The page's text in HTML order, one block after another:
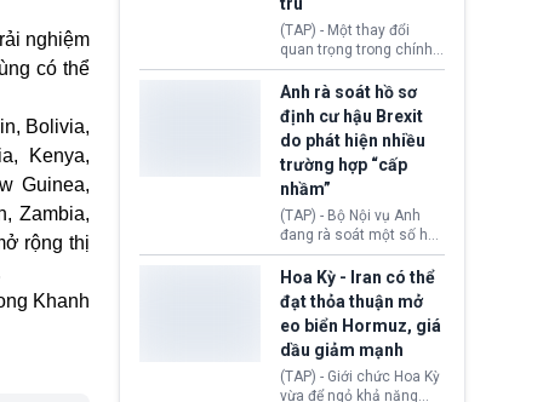
nghiệm
có thể
Bolivia,
Kenya,
Guinea,
Zambia,
rộng thị
Khanh
chính quyền Tổng thống
Donald Trump và chính
phủ cánh tả Tổng thống
da Silva đang leo thang
gay gắt.
(TAP) - Một thay đổi
quan trọng trong chính
sách nhập cư của New
Zealand đang mở ra
thêm cơ hội cho nhiều
người muốn định cư. Từ
nay, người mắc viêm
gan B hoặc viêm gan C
sẽ không còn bị mặc
định không đáp ứng tiêu
chuẩn sức khỏe chỉ vì
chi phí điều trị khi nộp hồ
Anh rà soát hồ sơ
định cư hậu Brexit
do phát hiện nhiều
trường hợp “cấp
nhầm”
(TAP) - Bộ Nội vụ Anh
đang rà soát một số hồ
sơ thuộc Chương trình
Định cư EU (EU
Settlement Scheme -
EUSS) sau khi xác định
có trường hợp được cấp
quy chế cư trú hậu
Brexit “do nhầm lẫn”.
Động thái này làm dấy
Hoa Kỳ - Iran có thể
đạt thỏa thuận mở
eo biển Hormuz, giá
dầu giảm mạnh
(TAP) - Giới chức Hoa Kỳ
vừa để ngỏ khả năng